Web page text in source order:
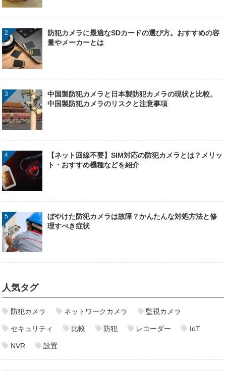
防犯カメラに最適なSDカードの選び方。おすすめの容
量やメーカーとは
中国製防犯カメラと日本製防犯カメラの現状と比較。
中国製防犯カメラのリスクと注意事項
【ネット回線不要】SIM対応の防犯カメラとは？メリッ
ト・おすすめ機種などを紹介
ぼやけた防犯カメラは故障？かんたんな対処方法と修
理すべき症状
人気タグ
防犯カメラ ネットワークカメラ 監視カメラ
セキュリティ 比較 防犯 レコーダー IoT
NVR 設置